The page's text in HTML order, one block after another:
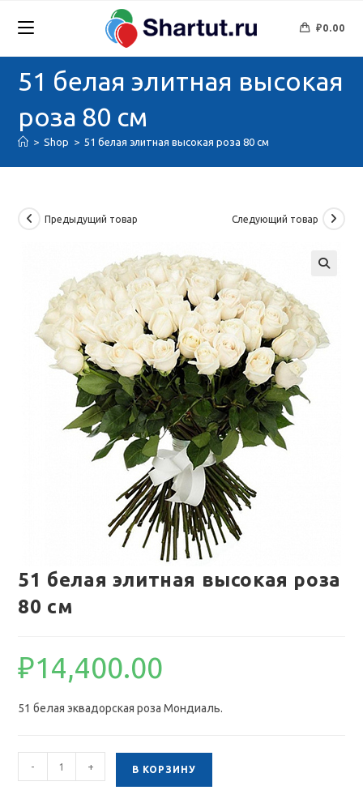
₽0.00
51 белая элитная высокая
роза 80 см
> Shop > 51 белая элитная высокая роза 80 см
Предыдущий товар Следующий товар
51 белая элитная высокая роза
80 см
₽14,400.00
51 белая эквадорская роза Мондиаль.
Количество
товара
- + В КОРЗИНУ